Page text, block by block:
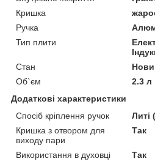
Кришка
Ручка
Тип плити
Стан
Об`єм
2.3 л
Додаткові характеристики
Спосіб кріплення ручок
Литі
Кришка з отвором для
виходу пари
Так
Використання в духовці
Так